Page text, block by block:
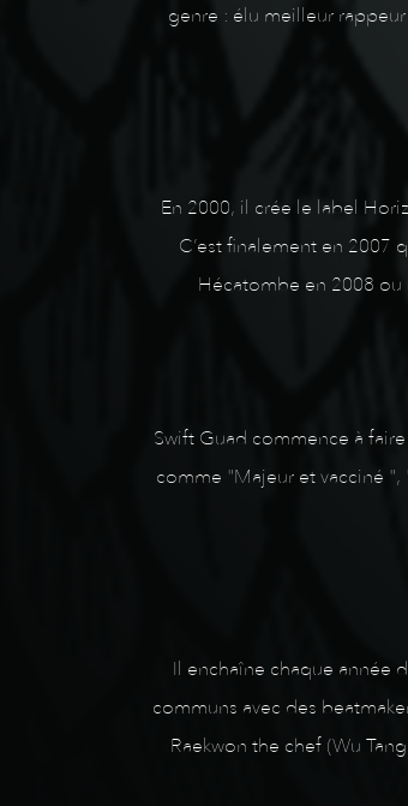
genre : élu meilleur
En 2000, il crée le label
C’est finalement en 2007
Hécatombe en 2008 ou
Swift Guad commence à
comme "Majeur et vacciné ",
Il enchaîne chaque année
communs avec des
Raekwon the chef (Wu